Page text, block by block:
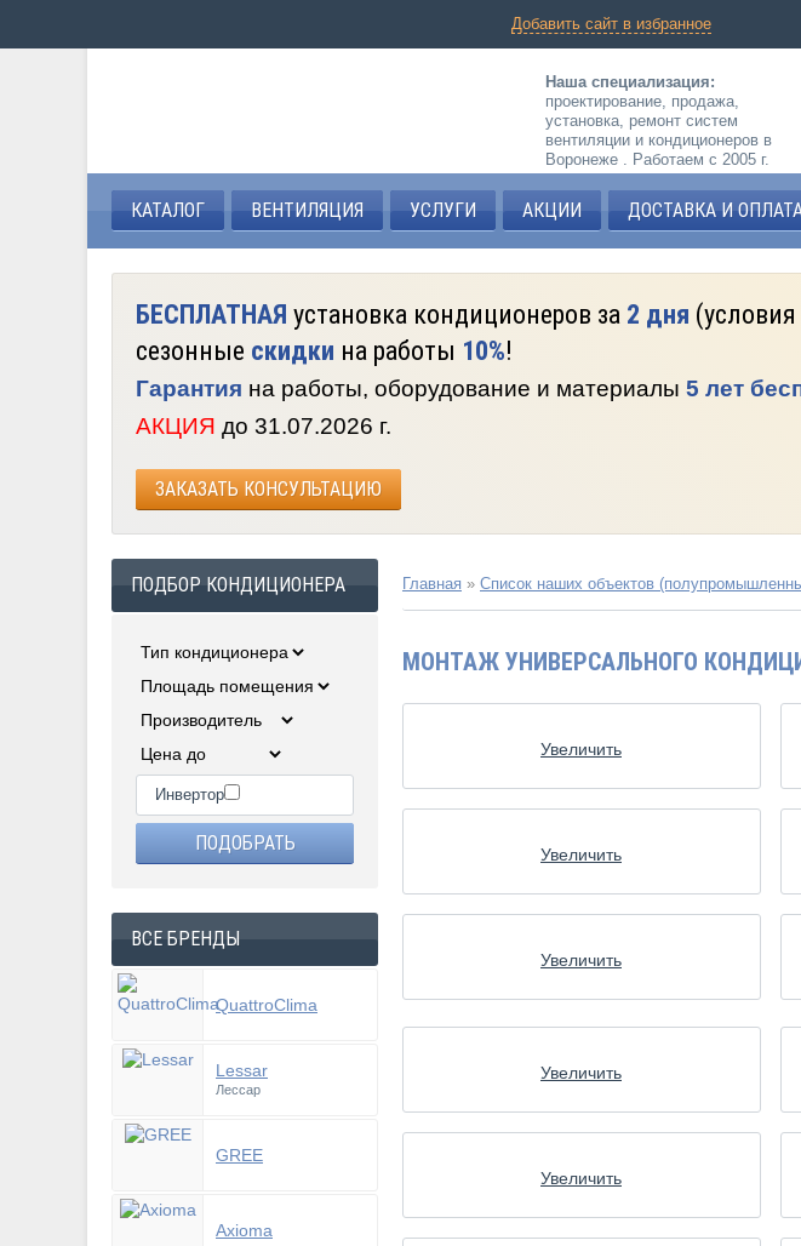
Добавить сайт в избранное
Наша специализация:
проектирование, продажа,
установка, ремонт систем
вентиляции и кондиционеров в
Воронеже . Работаем с 2005 г.
КАТАЛОГ ВЕНТИЛЯЦИЯ УСЛУГИ АКЦИИ ДОСТАВКА И
БЕСПЛАТНАЯ установка кондиционеров за 2 дня
сезонные скидки на работы 10%!
Гарантия на работы, оборудование и материалы 5 лет
АКЦИЯ до 31.07.2026 г.
ЗАКАЗАТЬ КОНСУЛЬТАЦИЮ
Главная » Список наших объектов
МОНТАЖ УНИВЕРСАЛЬНОГО
Увеличить
Увеличить
Увеличить
Увеличить
Увеличить
ПОДБОР КОНДИЦИОНЕРА
Инвертор
ВСЕ БРЕНДЫ
QuattroClima
Lessar
Лессар
GREE
Axioma